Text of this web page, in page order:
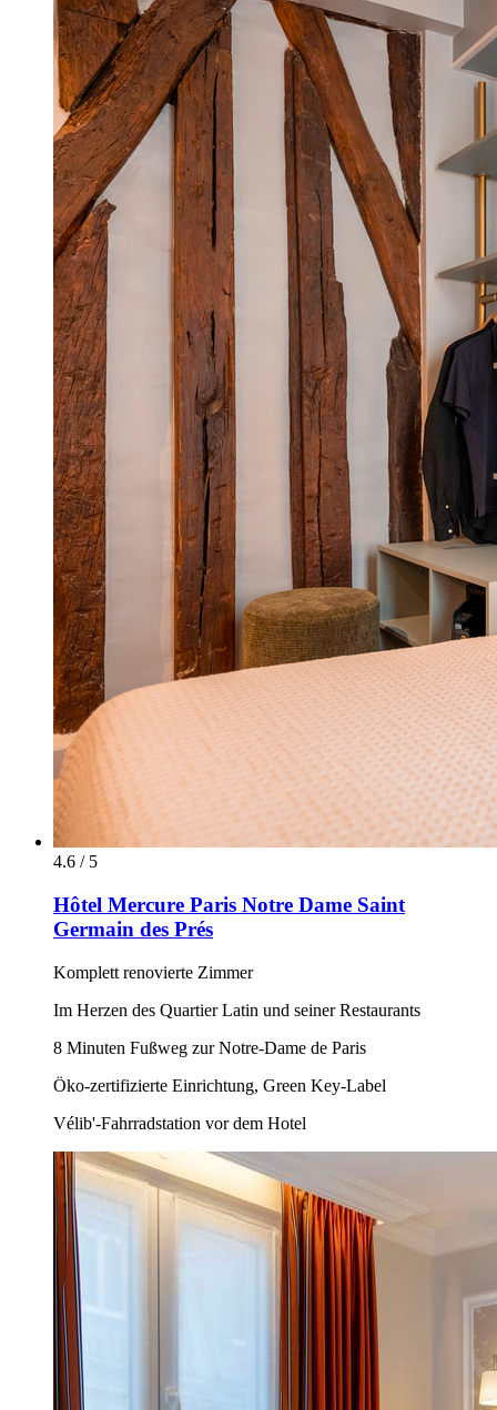
4.6 / 5
Hôtel Mercure Paris Notre Dame Saint
Germain des Prés
Komplett renovierte Zimmer
Im Herzen des Quartier Latin und seiner Restaurants
8 Minuten Fußweg zur Notre-Dame de Paris
Öko-zertifizierte Einrichtung, Green Key-Label
Vélib'-Fahrradstation vor dem Hotel